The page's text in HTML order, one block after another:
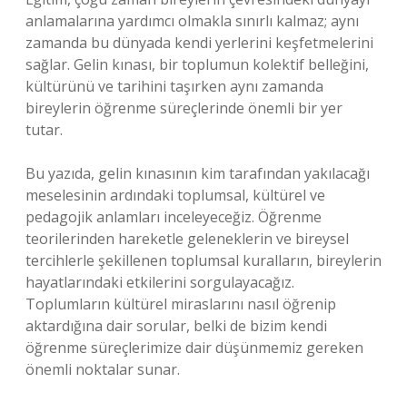
anlamalarına yardımcı olmakla sınırlı kalmaz; aynı
zamanda bu dünyada kendi yerlerini keşfetmelerini
sağlar. Gelin kınası, bir toplumun kolektif belleğini,
kültürünü ve tarihini taşırken aynı zamanda
bireylerin öğrenme süreçlerinde önemli bir yer
tutar.
Bu yazıda, gelin kınasının kim tarafından yakılacağı
meselesinin ardındaki toplumsal, kültürel ve
pedagojik anlamları inceleyeceğiz. Öğrenme
teorilerinden hareketle geleneklerin ve bireysel
tercihlerle şekillenen toplumsal kuralların, bireylerin
hayatlarındaki etkilerini sorgulayacağız.
Toplumların kültürel miraslarını nasıl öğrenip
aktardığına dair sorular, belki de bizim kendi
öğrenme süreçlerimize dair düşünmemiz gereken
önemli noktalar sunar.